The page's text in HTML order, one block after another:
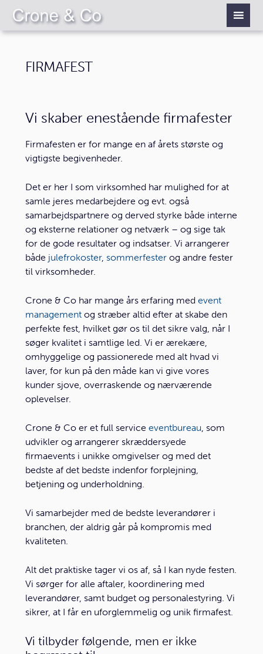
FIRMAFEST
Vi skaber enestående firmafester
Firmafesten er for mange en af årets største og
vigtigste begivenheder.
Det er her I som virksomhed har mulighed for at
samle jeres medarbejdere og evt. også
samarbejdspartnere og derved styrke både interne
og eksterne relationer og netværk – og sige tak
for de gode resultater og indsatser. Vi arrangerer
både julefrokoster, sommerfesterog andre fester
til virksomheder.
Crone & Co har mange års erfaring med event
managementog stræber altid efter at skabe den
perfekte fest, hvilket gør os til det sikre valg, når I
søger kvalitet i samtlige led. Vi er ærekære,
omhyggelige og passionerede med alt hvad vi
laver, for kun på den måde kan vi give vores
kunder sjove, overraskende og nærværende
oplevelser.
Crone & Co er et full service eventbureau, som
udvikler og arrangerer skræddersyede
firmaevents i unikke omgivelser og med det
bedste af det bedste indenfor forplejning,
betjening og underholdning.
Vi samarbejder med de bedste leverandører i
branchen, der aldrig går på kompromis med
kvaliteten.
Alt det praktiske tager vi os af, så I kan nyde festen.
Vi sørger for alle aftaler, koordinering med
leverandører, samt budget og personalestyring. Vi
sikrer, at I får en uforglemmelig og unik firmafest.
Vi tilbyder følgende, men er ikke